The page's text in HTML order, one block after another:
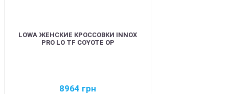
LOWA ЖЕНСКИЕ КРОССОВКИ INNOX
PRO LO TF COYOTE OP
8964 грн